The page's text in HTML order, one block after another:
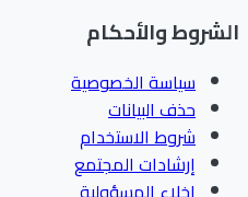
والأحكام
سياسة الخصوصية
حذف البيانات
شروط الاستخدام
إرشادات المجتمع